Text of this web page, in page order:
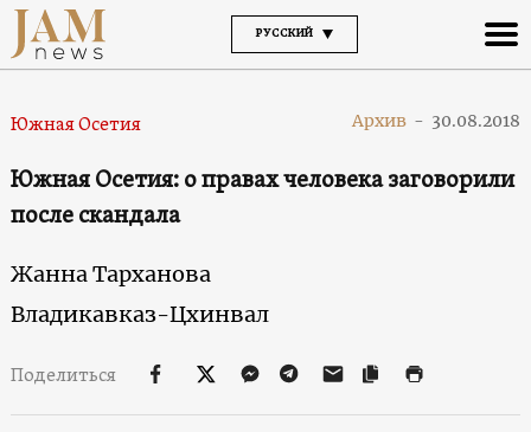
РУССКИЙ
Южная Осетия Архив - 30.08.2018
Южная Осетия: о правах человека заговорили
после скандала
Жанна Тарханова
Владикавказ-Цхинвал
Поделиться